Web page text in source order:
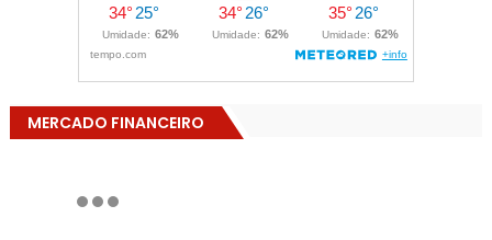
MERCADO FINANCEIRO